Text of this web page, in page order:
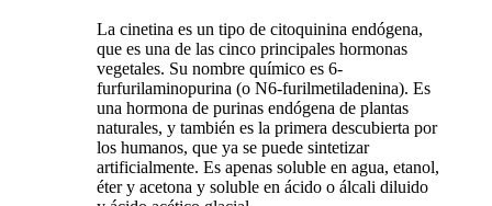
La cinetina es un tipo de citoquinina endógena,
que es una de las cinco principales hormonas
vegetales. Su nombre químico es 6-
furfurilaminopurina (o N6-furilmetiladenina). Es
una hormona de purinas endógena de plantas
naturales, y también es la primera descubierta por
los humanos, que ya se puede sintetizar
artificialmente. Es apenas soluble en agua, etanol,
éter y acetona y soluble en ácido o álcali diluido